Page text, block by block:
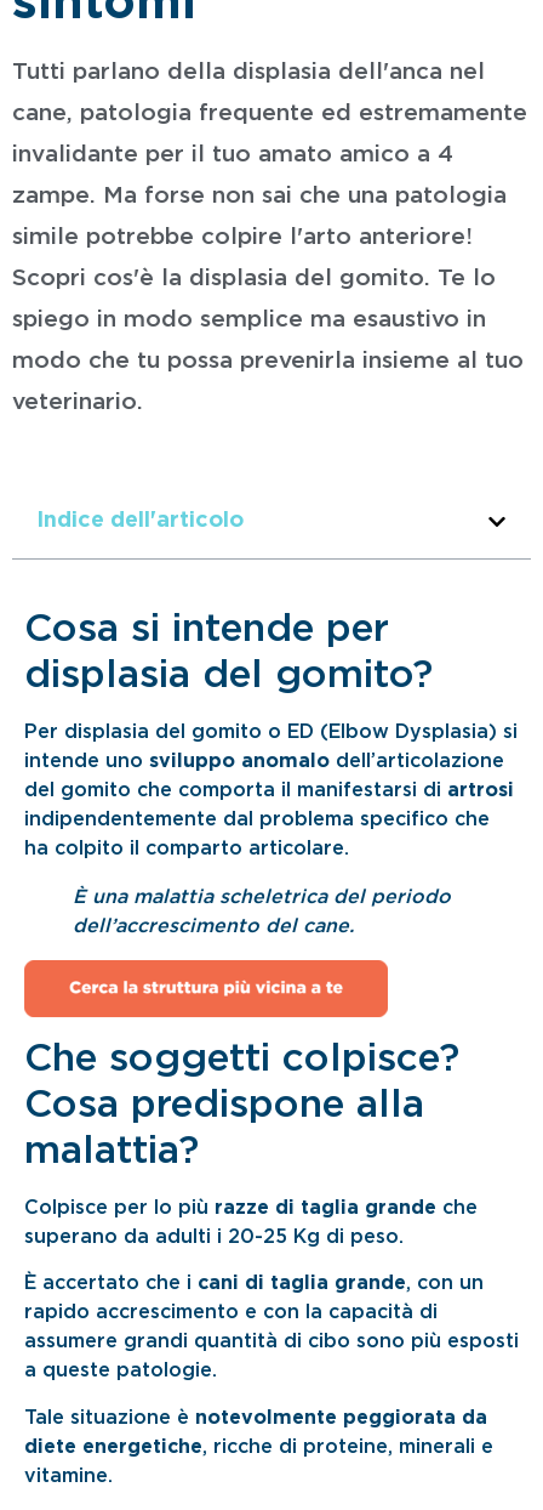
Tutti parlano della displasia dell'anca nel
cane, patologia frequente ed estremamente
invalidante per il tuo amato amico a 4
zampe. Ma forse non sai che una patologia
simile potrebbe colpire l'arto anteriore!
Scopri cos'è la displasia del gomito. Te lo
spiego in modo semplice ma esaustivo in
modo che tu possa prevenirla insieme al tuo
veterinario.
Indice dell'articolo
Cosa si intende per
displasia del gomito?
Per displasia del gomito o ED (Elbow Dysplasia) si
intende uno sviluppo anomalo dell’articolazione
del gomito che comporta il manifestarsi di artrosi
indipendentemente dal problema specifico che
ha colpito il comparto articolare.
È una malattia scheletrica del periodo
dell’accrescimento del cane.
Che soggetti colpisce?
Cosa predispone alla
malattia?
Colpisce per lo più razze di taglia grande che
superano da adulti i 20-25 Kg di peso.
È accertato che i cani di taglia grande, con un
rapido accrescimento e con la capacità di
assumere grandi quantità di cibo sono più esposti
a queste patologie.
Tale situazione è notevolmente peggiorata da
diete energetiche, ricche di proteine, minerali e
vitamine.